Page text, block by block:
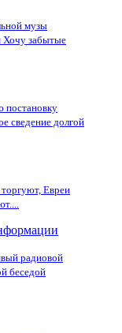
музы
Хочу забытые
постановку
сведение долгой
Евреи
радиовой
беседой